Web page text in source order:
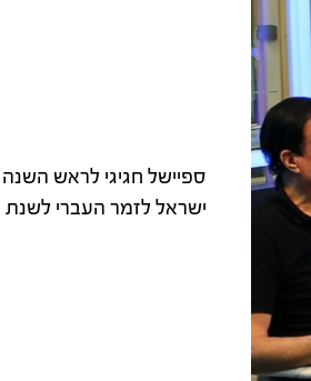
ספיישל חגיגי לראש
ישראל לזמר העברי לשנת 2004, יהורם גאון, בהנחייתו של דוד בן בסט.